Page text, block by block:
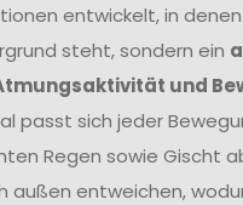
entwickelt, in
steht, sondern ein
und
passt sich jeder
Regen sowie Gischt
außen entweichen,